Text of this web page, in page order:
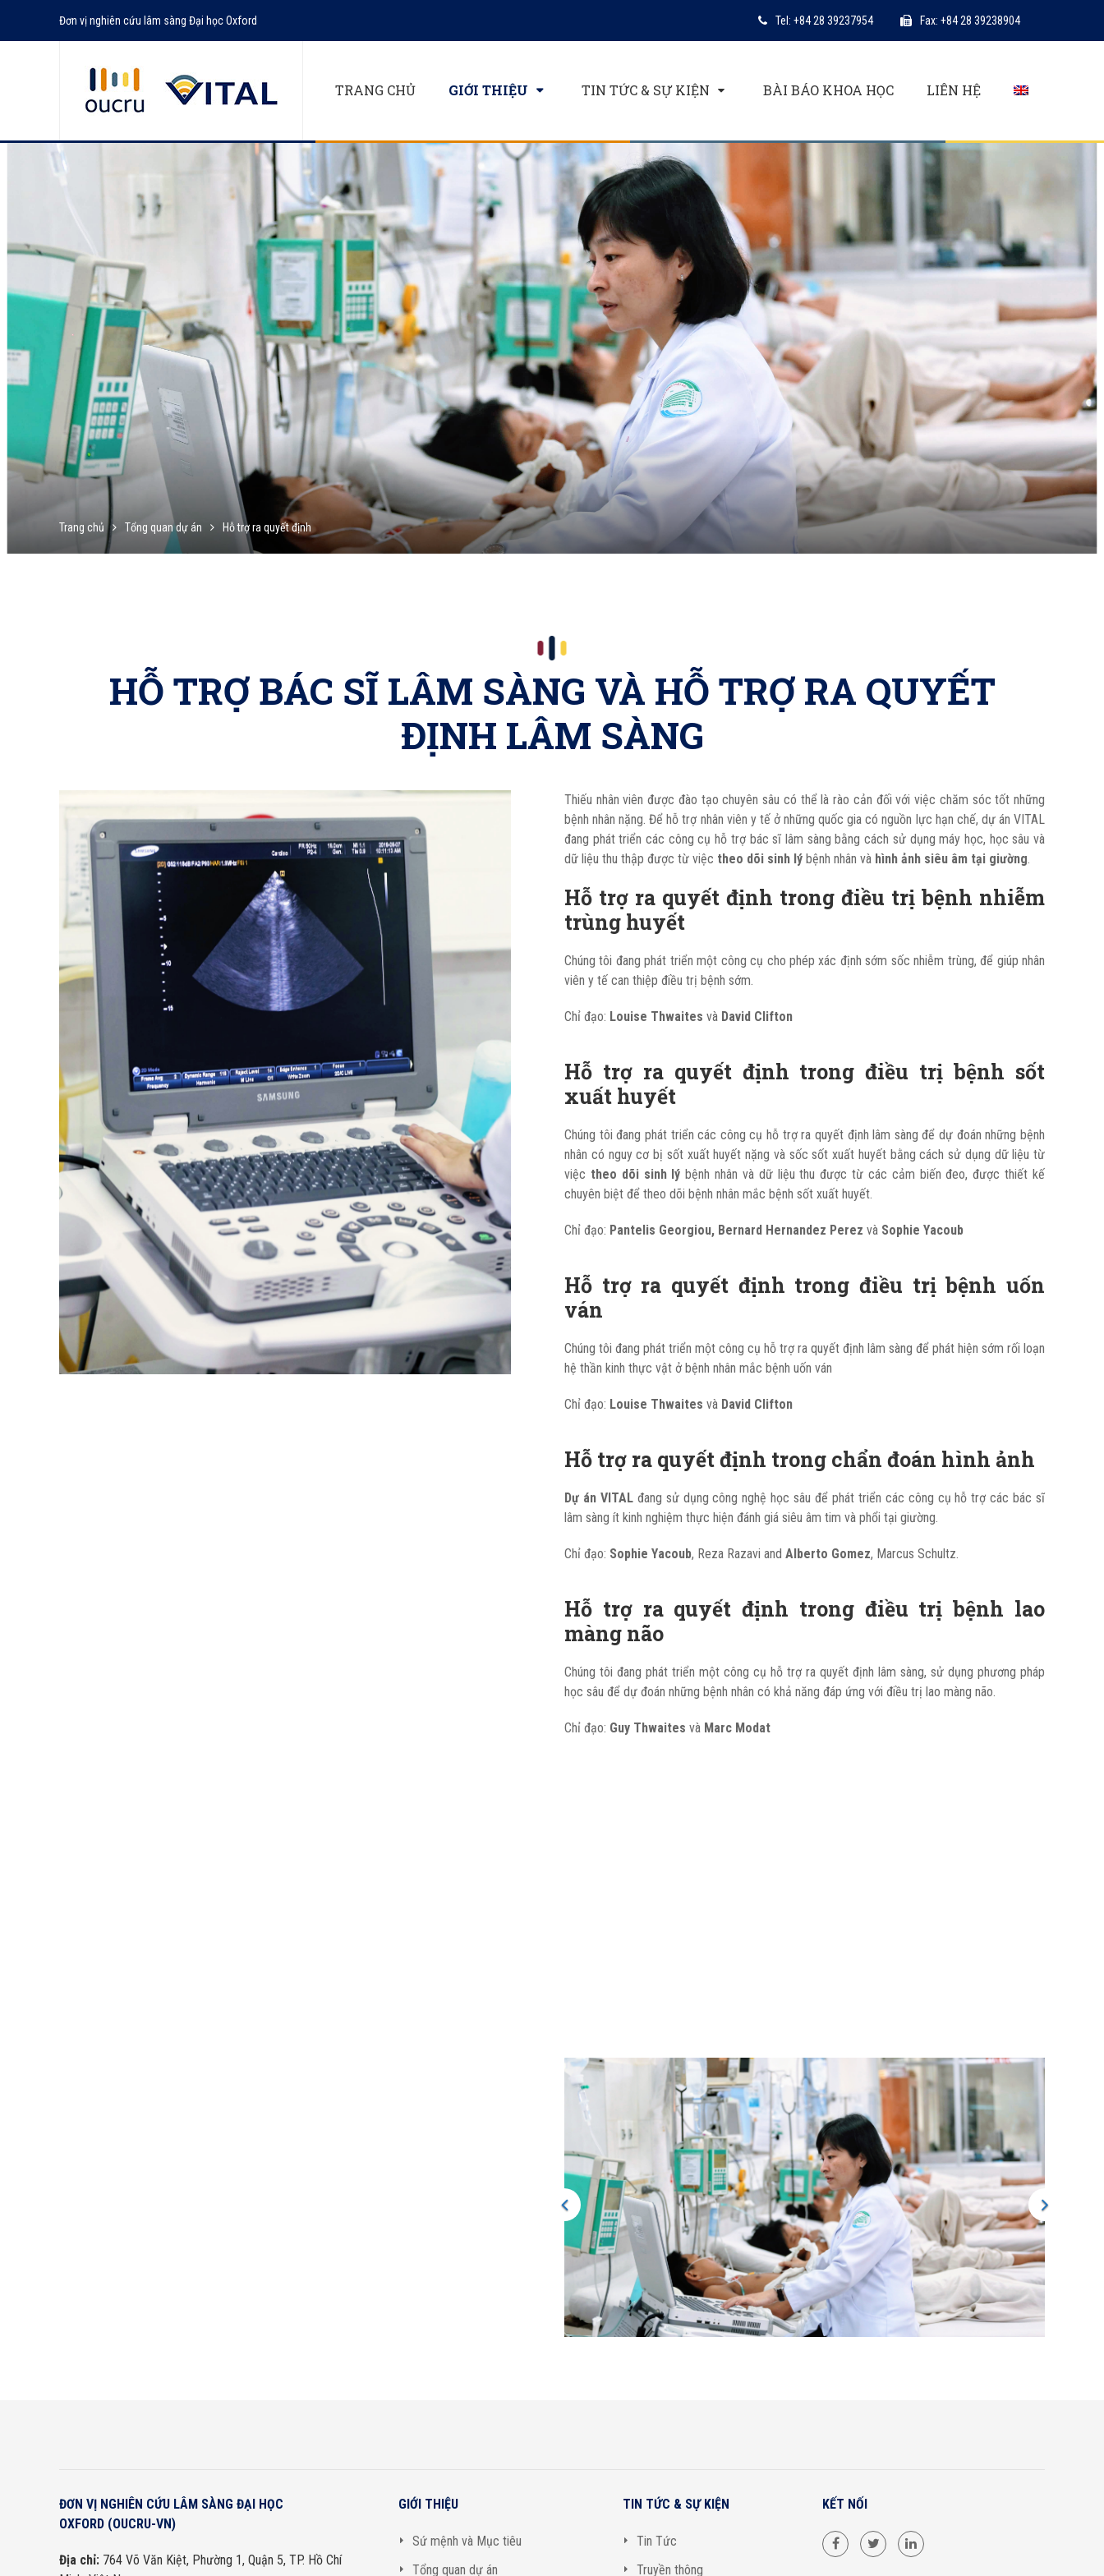
Đơn vị nghiên cứu lâm sàng Đại học Oxford Tel: +84 28 39237954 Fax: +84 28 39238904
TRANG CHỦ GIỚI THIỆU TIN TỨC & SỰ KIỆN BÀI BÁO KHOA HỌC LIÊN HỆ
Trang chủ Tổng quan dự án Hỗ trợ ra quyết định
HỖ TRỢ BÁC SĨ LÂM SÀNG VÀ HỖ TRỢ RA QUYẾT
ĐỊNH LÂM SÀNG
Thiếu nhân viên được đào tạo chuyên sâu có thể là rào cản đối với việc chăm sóc tốt những
bệnh nhân nặng. Để hỗ trợ nhân viên y tế ở những quốc gia có nguồn lực hạn chế, dự án VITAL
đang phát triển các công cụ hỗ trợ bác sĩ lâm sàng bằng cách sử dụng máy học, học sâu và
dữ liệu thu thập được từ việc theo dõi sinh lý bệnh nhân và hình ảnh siêu âm tại giường.
Hỗ trợ ra quyết định trong điều trị bệnh nhiễm
trùng huyết
Chúng tôi đang phát triển một công cụ cho phép xác định sớm sốc nhiễm trùng, để giúp nhân
viên y tế can thiệp điều trị bệnh sớm.
Chỉ đạo: Louise Thwaites và David Clifton
Hỗ trợ ra quyết định trong điều trị bệnh sốt
xuất huyết
Chúng tôi đang phát triển các công cụ hỗ trợ ra quyết định lâm sàng để dự đoán những bệnh
nhân có nguy cơ bị sốt xuất huyết nặng và sốc sốt xuất huyết bằng cách sử dụng dữ liệu từ
việc theo dõi sinh lý bệnh nhân và dữ liệu thu được từ các cảm biến đeo, được thiết kế
chuyên biệt để theo dõi bệnh nhân mắc bệnh sốt xuất huyết.
Chỉ đạo: Pantelis Georgiou, Bernard Hernandez Perez và Sophie Yacoub
Hỗ trợ ra quyết định trong điều trị bệnh uốn
ván
Chúng tôi đang phát triển một công cụ hỗ trợ ra quyết định lâm sàng để phát hiện sớm rối loạn
hệ thần kinh thực vật ở bệnh nhân mắc bệnh uốn ván
Chỉ đạo: Louise Thwaites và David Clifton
Hỗ trợ ra quyết định trong chẩn đoán hình ảnh
Dự án VITALđang sử dụng công nghệ học sâu để phát triển các công cụ hỗ trợ các bác sĩ
lâm sàng ít kinh nghiệm thực hiện đánh giá siêu âm tim và phổi tại giường.
Chỉ đạo: Sophie Yacoub, Reza Razavi and Alberto Gomez, Marcus Schultz.
Hỗ trợ ra quyết định trong điều trị bệnh lao
màng não
Chúng tôi đang phát triển một công cụ hỗ trợ ra quyết định lâm sàng, sử dụng phương pháp
học sâu để dự đoán những bệnh nhân có khả năng đáp ứng với điều trị lao màng não.
Chỉ đạo: Guy Thwaites và Marc Modat
ĐƠN VỊ NGHIÊN CỨU LÂM SÀNG ĐẠI HỌC
OXFORD (OUCRU-VN)
Địa chỉ: 764 Võ Văn Kiệt, Phường 1, Quận 5, TP. Hồ Chí
GIỚI THIỆU
Sứ mệnh và Mục tiêu
Tổng quan dự án
TIN TỨC & SỰ KIỆN
Tin Tức
Truyền thông
KẾT NỐI